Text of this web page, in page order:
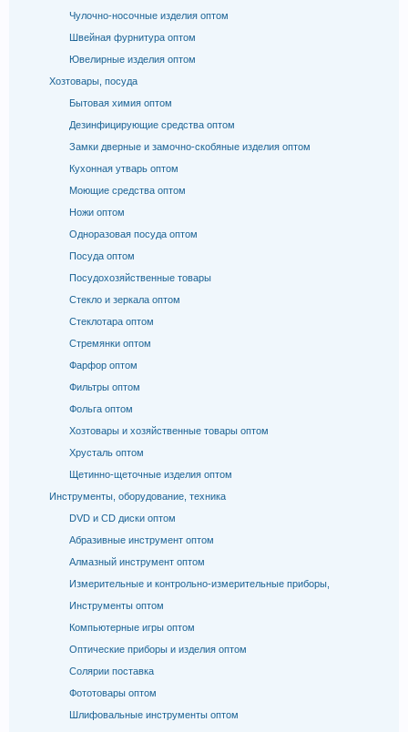
Чулочно-носочные изделия оптом
Швейная фурнитура оптом
Ювелирные изделия оптом
Хозтовары, посуда
Бытовая химия оптом
Дезинфицирующие средства оптом
Замки дверные и замочно-скобяные изделия оптом
Кухонная утварь оптом
Моющие средства оптом
Ножи оптом
Одноразовая посуда оптом
Посуда оптом
Посудохозяйственные товары
Стекло и зеркала оптом
Стеклотара оптом
Стремянки оптом
Фарфор оптом
Фильтры оптом
Фольга оптом
Хозтовары и хозяйственные товары оптом
Хрусталь оптом
Щетинно-щеточные изделия оптом
Инструменты, оборудование, техника
DVD и CD диски оптом
Абразивные инструмент оптом
Алмазный инструмент оптом
Измерительные и контрольно-измерительные приборы,
Инструменты оптом
Компьютерные игры оптом
Оптические приборы и изделия оптом
Солярии поставка
Фототовары оптом
Шлифовальные инструменты оптом